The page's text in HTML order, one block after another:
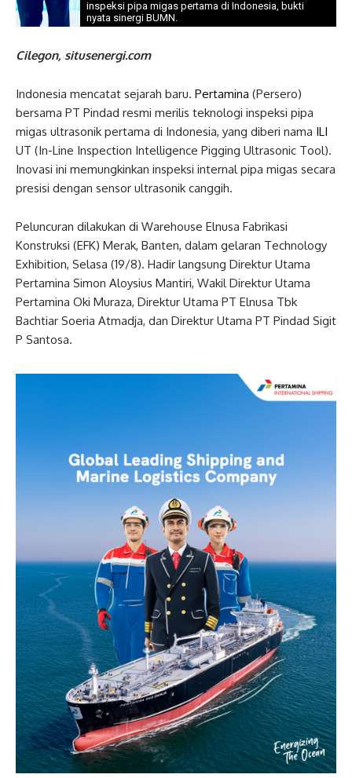
inspeksi pipa migas pertama di Indonesia, bukti
nyata sinergi BUMN.
Cilegon, situsenergi.com
Indonesia mencatat sejarah baru. Pertamina (Persero)
bersama PT Pindad resmi merilis teknologi inspeksi pipa
migas ultrasonik pertama di Indonesia, yang diberi nama ILI
UT (In-Line Inspection Intelligence Pigging Ultrasonic Tool).
Inovasi ini memungkinkan inspeksi internal pipa migas secara
presisi dengan sensor ultrasonik canggih.
Peluncuran dilakukan di Warehouse Elnusa Fabrikasi
Konstruksi (EFK) Merak, Banten, dalam gelaran Technology
Exhibition, Selasa (19/8). Hadir langsung Direktur Utama
Pertamina Simon Aloysius Mantiri, Wakil Direktur Utama
Pertamina Oki Muraza, Direktur Utama PT Elnusa Tbk
Bachtiar Soeria Atmadja, dan Direktur Utama PT Pindad Sigit
P Santosa.